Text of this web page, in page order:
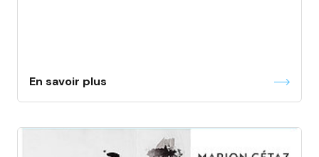
En savoir plus